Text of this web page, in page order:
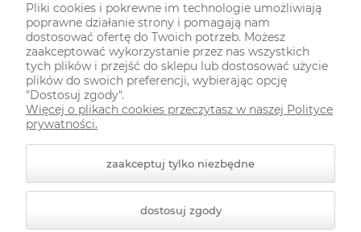
ODWIEDŹ NAS NA
Styl graficzny ShopGadget.pl
Sklep internetowy Shoper
Pliki cookies i pokrewne im technologie umożliwiają
poprawne działanie strony i pomagają nam
dostosować ofertę do Twoich potrzeb. Możesz
zaakceptować wykorzystanie przez nas wszystkich
tych plików i przejść do sklepu lub dostosować użycie
plików do swoich preferencji, wybierając opcję
"Dostosuj zgody".
Więcej o plikach cookies przeczytasz w naszej Polityce
prywatności.
zaakceptuj tylko niezbędne
dostosuj zgody